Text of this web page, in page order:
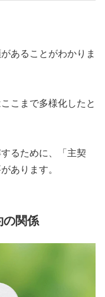
あることがわかりま
こまで多様化したと
るために、「主契
あります。
の関係